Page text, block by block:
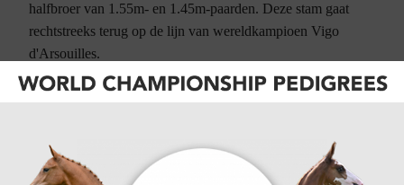
halfbroer van 1.55m- en 1.45m-paarden. Deze stam gaat
rechtstreeks terug op de lijn van wereldkampioen Vigo
d'Arsouilles.
Esmeralda van 't Breezerhof Z:Een schitterend
merrieveulen van de legendarische Emerald. Zij is de
Prestatiegenen in hun meest pure vorm.